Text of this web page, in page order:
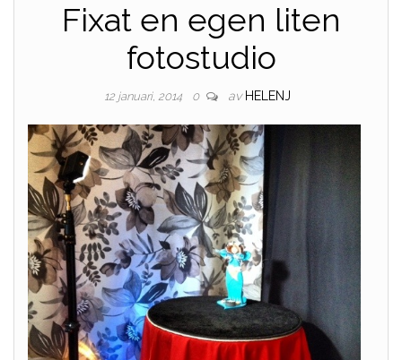
Fixat en egen liten
fotostudio
12 januari, 2014 0 av HELENJ